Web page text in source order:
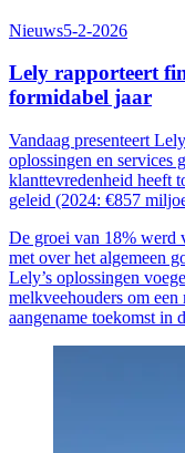
Nieuws5-2-2026
Lely rapporteert
formidabel jaar
Vandaag presenteert
oplossingen en services
klanttevredenheid heeft
geleid (2024: €857
De groei van 18% werd
met over het algemeen
Lely’s oplossingen
melkveehouders om
aangename toekomst in